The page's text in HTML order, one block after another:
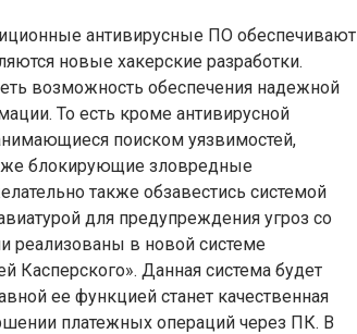
антивирусные ПО обеспечивают
новые хакерские разработки.
возможность обеспечения надежной
То есть кроме антивирусной
поиском уязвимостей,
блокирующие зловредные
также обзавестись системой
для предупреждения угроз со
реализованы в новой системе
Касперского». Данная система будет
ее функцией станет качественная
платежных операций через ПК. В